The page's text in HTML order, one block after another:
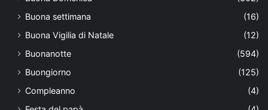
Buona settimana
(16)
Buona Vigilia di Natale
(12)
Buonanotte
(594)
Buongiorno
(125)
Compleanno
(4)